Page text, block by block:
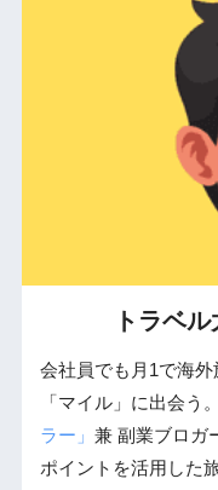
トラベ
会社員でも月1で海
「マイル」に出会う
ラー」 兼 副業ブロガ
ポイントを活用した